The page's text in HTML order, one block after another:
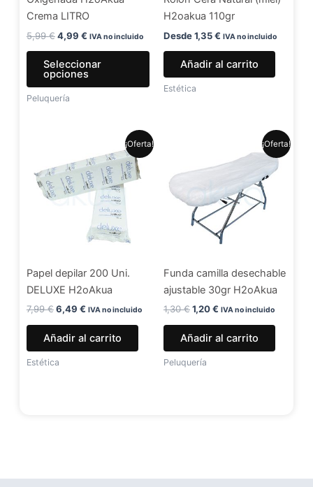
Crema LITRO
5,99€4,99 € IVA no incluido
Seleccionar
opciones
elegir
la
página
de
Peluquería
H2oakua 110gr
Desde1,35€ IVA no incluido
Añadir al carrito
Estética
¡Oferta!
Papel depilar 200 Uni.
DELUXE H2oAkua
7,99€
original
era:
7,99 €.
6,49 €
precio
actual
es:
6,49 €.
IVA no incluido
Añadir al carrito
Estética
¡Oferta!
Funda camilla desechable
ajustable 30gr H2oAkua
1,30€
original
era:
1,20€
actual
1,20 €.
IVA no incluido
Añadir al carrito
Peluquería